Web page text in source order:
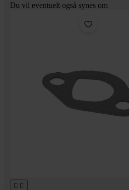
Du vil eventuelt også synes om
 